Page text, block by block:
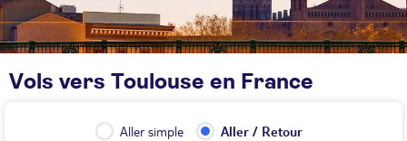
Vols vers Toulouse en France
Aller simple Aller / Retour